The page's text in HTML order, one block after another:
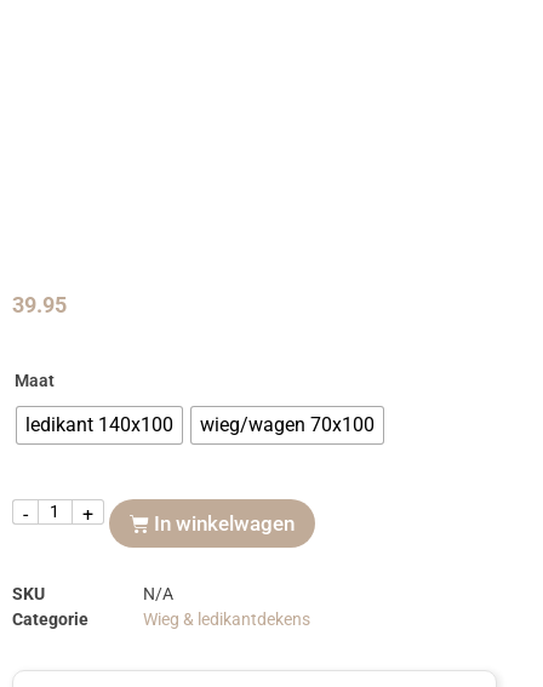
39.95
Maat
ledikant 140x100 wieg/wagen 70x100
- + In winkelwagen
SKU
N/A
Categorie
Wieg & ledikantdekens